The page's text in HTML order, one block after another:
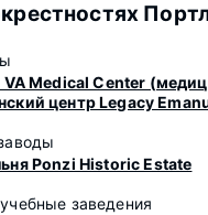
Medical Center
центр Legacy
Ponzi Historic Estate
заведения